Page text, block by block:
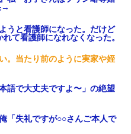
な。そんなもん買うなら今後一
っ…」
主な税金の成り立ちを調べて
→
うと看護師になった。だけど
て看護師になれなくなった。
。当たり前のように実家や姪
語で大丈夫ですよ〜」の絶望
「失礼ですが○○さんご本人で